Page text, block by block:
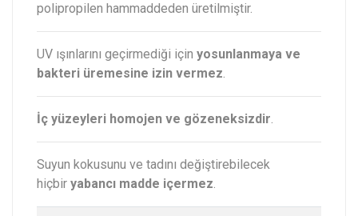
polipropilen hammaddeden üretilmiştir.
UV ışınlarını geçirmediği için yosunlanmaya ve
bakteri üremesine izin vermez.
İç yüzeyleri homojen ve gözeneksizdir.
Suyun kokusunu ve tadını değiştirebilecek
hiçbir yabancı madde içermez.